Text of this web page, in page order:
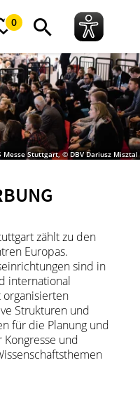
0
Messe Stuttgart, © DBV Dariusz Misztal
zählt zu den
Europas.
sind in
international
organisierten
Strukturen und
für die Planung und
und